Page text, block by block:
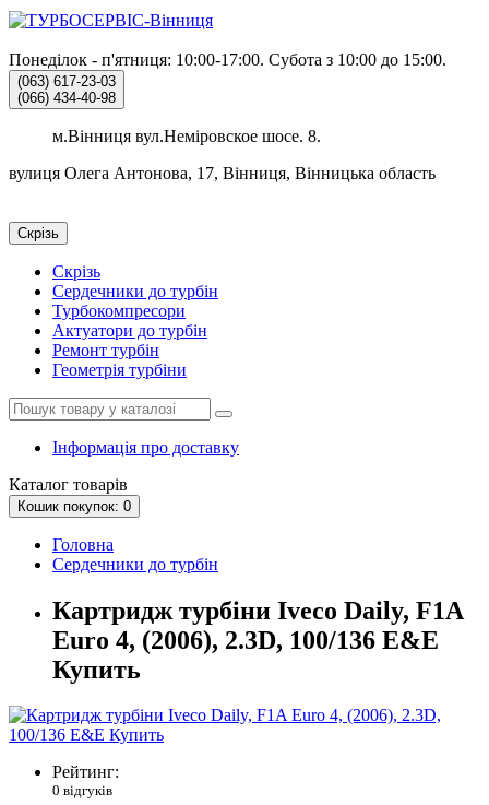
Понеділок - п'ятниця: 10:00-17:00. Субота з 10:00 до 15:00.
(063) 617-23-03
(066) 434-40-98
м.Вінниця вул.Неміровское шосе. 8.
вулиця Олега Антонова, 17, Вінниця, Вінницька область
Скрізь
Скрізь
Сердечники до турбін
Турбокомпресори
Актуатори до турбін
Ремонт турбін
Геометрія турбіни
Інформація про доставку
Каталог товарів
Кошик покупок: 0
Головна
Сердечники до турбін
Картридж турбіни Iveco Daily, F1A
Euro 4, (2006), 2.3D, 100/136 E&E
Купить
Рейтинг:
0 відгуків